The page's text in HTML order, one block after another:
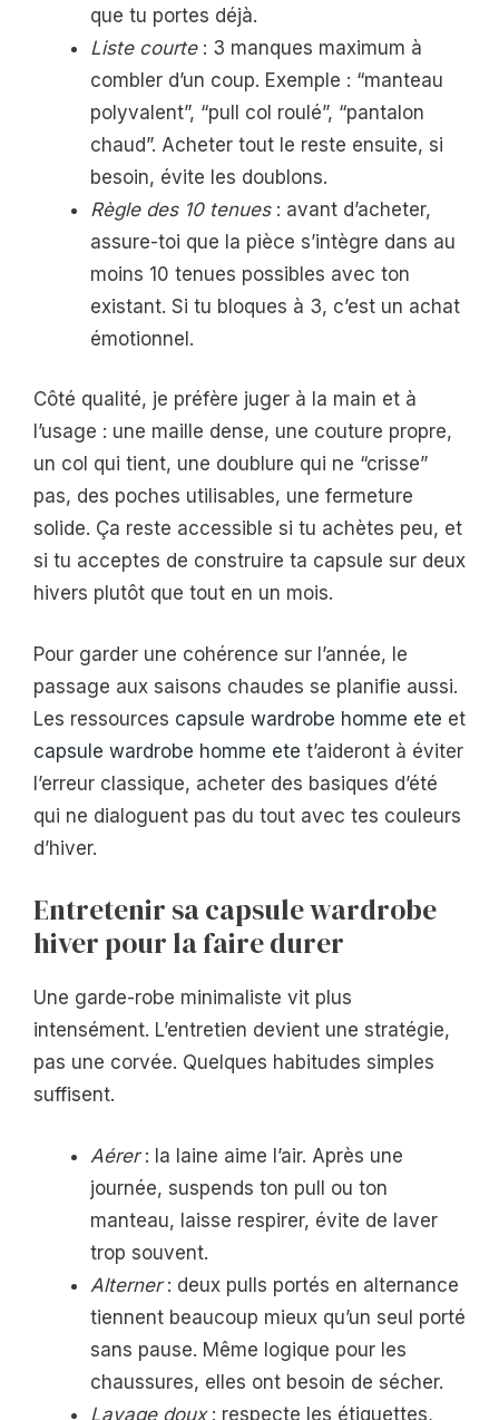
que tu portes déjà.
Liste courte: 3 manques maximum à
combler d’un coup. Exemple : “manteau
polyvalent”, “pull col roulé”, “pantalon
chaud”. Acheter tout le reste ensuite, si
besoin, évite les doublons.
Règle des 10 tenues: avant d’acheter,
assure-toi que la pièce s’intègre dans au
moins 10 tenues possibles avec ton
existant. Si tu bloques à 3, c’est un achat
émotionnel.
Côté qualité, je préfère juger à la main et à
l’usage : une maille dense, une couture propre,
un col qui tient, une doublure qui ne “crisse”
pas, des poches utilisables, une fermeture
solide. Ça reste accessible si tu achètes peu, et
si tu acceptes de construire ta capsule sur deux
hivers plutôt que tout en un mois.
Pour garder une cohérence sur l’année, le
passage aux saisons chaudes se planifie aussi.
Les ressources capsule wardrobe homme ete et
capsule wardrobe homme ete t’aideront à éviter
l’erreur classique, acheter des basiques d’été
qui ne dialoguent pas du tout avec tes couleurs
d’hiver.
Entretenir sa capsule wardrobe
hiver pour la faire durer
Une garde-robe minimaliste vit plus
intensément. L’entretien devient une stratégie,
pas une corvée. Quelques habitudes simples
suffisent.
Aérer: la laine aime l’air. Après une
journée, suspends ton pull ou ton
manteau, laisse respirer, évite de laver
trop souvent.
Alterner: deux pulls portés en alternance
tiennent beaucoup mieux qu’un seul porté
sans pause. Même logique pour les
chaussures, elles ont besoin de sécher.
Lavage doux: respecte les étiquettes,